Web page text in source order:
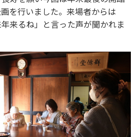
を行いました。来場者からは
来るね」と言った声が聞かれま